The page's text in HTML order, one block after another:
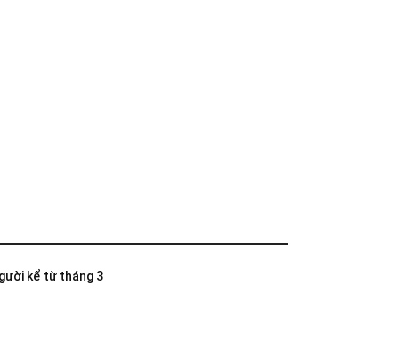
kể từ tháng 3